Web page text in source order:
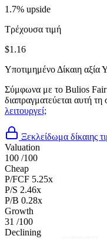
1.7% upside
Τρέχουσα τιμή
$1.16
Υποτιμημένο Δίκαιη αξία
Σύμφωνα με το Bulios
διαπραγματεύεται αυτή τη
λειτουργεί;
Ξεκλείδωμα δίκαιης
Valuation
100 /100
Cheap
P/FCF 5.25x
P/S 2.46x
P/B 0.28x
Growth
31 /100
Declining